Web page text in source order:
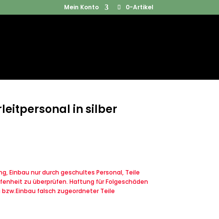
Mein Konto 0-Artikel
Products
in silber
Einbau nur durch geschultes Personal, Teile
zu überprüfen. Haftung für Folgeschäden
falsch zugeordneter Teile